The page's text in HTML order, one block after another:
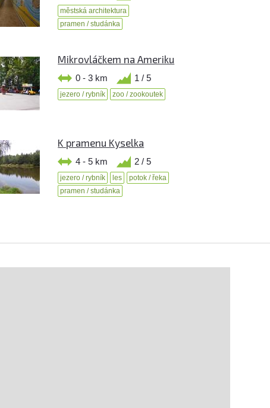
městská architektura
pramen / studánka
Mikrovláčkem na Ameriku
0 - 3 km 1 / 5
jezero / rybník zoo / zookoutek
K pramenu Kyselka
4 - 5 km 2 / 5
jezero / rybník les
potok / řeka
pramen / studánka